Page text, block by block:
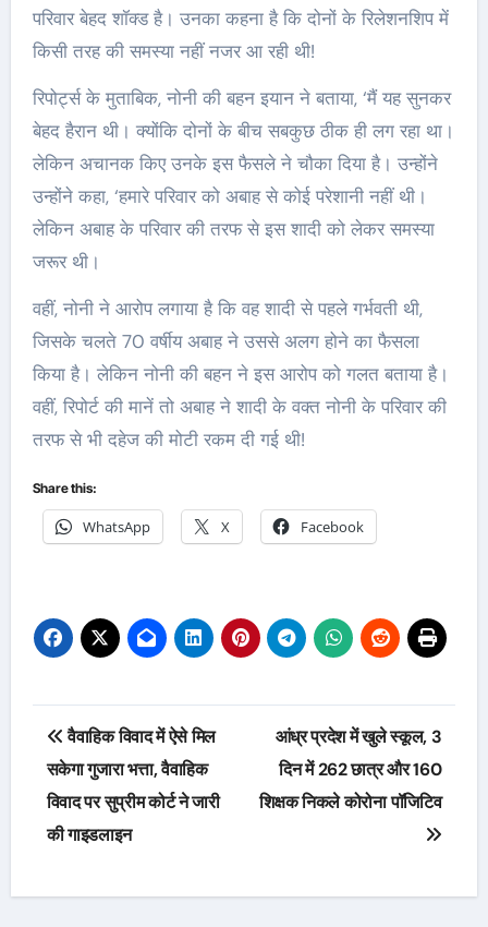
परिवार बेहद शॉक्ड है। उनका कहना है कि दोनों के रिलेशनशिप में
किसी तरह की समस्या नहीं नजर आ रही थी!
रिपोर्ट्स के मुताबिक, नोनी की बहन इयान ने बताया, ‘मैं यह सुनकर
बेहद हैरान थी। क्योंकि दोनों के बीच सबकुछ ठीक ही लग रहा था।
लेकिन अचानक किए उनके इस फैसले ने चौका दिया है। उन्होंने
उन्होंने कहा, ‘हमारे परिवार को अबाह से कोई परेशानी नहीं थी।
लेकिन अबाह के परिवार की तरफ से इस शादी को लेकर समस्या
जरूर थी।
वहीं, नोनी ने आरोप लगाया है कि वह शादी से पहले गर्भवती थी,
जिसके चलते 70 वर्षीय अबाह ने उससे अलग होने का फैसला
किया है। लेकिन नोनी की बहन ने इस आरोप को गलत बताया है।
वहीं, रिपोर्ट की मानें तो अबाह ने शादी के वक्त नोनी के परिवार की
तरफ से भी दहेज की मोटी रकम दी गई थी!
Share this:
WhatsApp X Facebook
Post
navigation
वैवाहिक विवाद में ऐसे मिल
सकेगा गुजारा भत्ता, वैवाहिक
विवाद पर सुप्रीम कोर्ट ने जारी
की गाइडलाइन
आंध्र प्रदेश में खुले स्कूल, 3
दिन में 262 छात्र और 160
शिक्षक निकले कोरोना पॉजिटिव